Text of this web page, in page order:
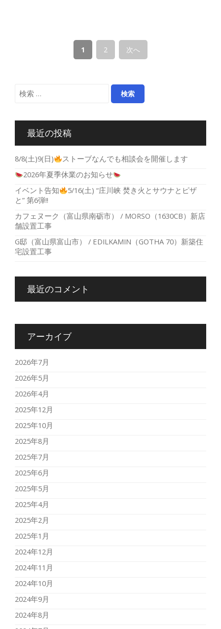
1 2 次へ
最近の投稿
8/8(土)9(日)
ストーブなんでも相談会を開催します
2026年夏季休業のお知らせ
イベント告知
5/16(土) “庄川峡 焚き火とサウナとピザ
と” 第6弾!!
カフェヌーク（富山県南砺市） / MORSO（1630CB）新店
舗設置工事
G邸（富山県富山市） / EDILKAMIN（GOTHA 70）新築住
宅設置工事
最近のコメント
アーカイブ
2026年7月
2026年5月
2026年4月
2025年12月
2025年10月
2025年8月
2025年7月
2025年6月
2025年5月
2025年4月
2025年2月
2025年1月
2024年12月
2024年11月
2024年10月
2024年9月
2024年8月